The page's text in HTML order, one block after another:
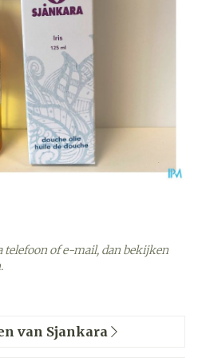
telefoon of e-mail, dan bekijken
van Sjankara